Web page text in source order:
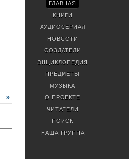
ГЛАВНАЯ
КНИГИ
АУДИОСЕРИАЛ
НОВОСТИ
СОЗДАТЕЛИ
ЭНЦИКЛОПЕДИЯ
ПРЕДМЕТЫ
МУЗЫКА
О ПРОЕКТЕ
ЧИТАТЕЛИ
ПОИСК
НАША ГРУППА